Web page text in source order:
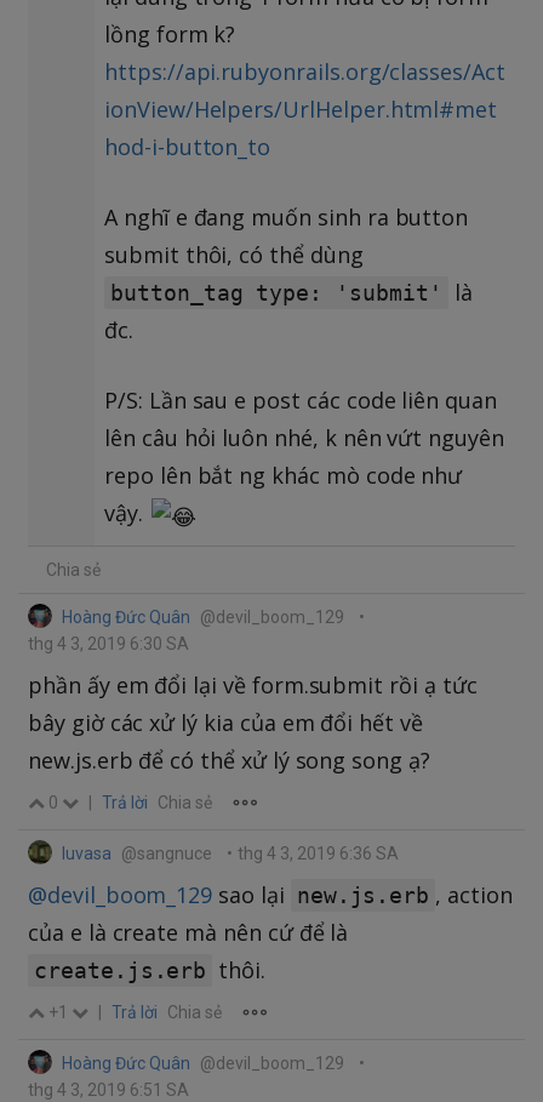
lồng form k?
https://api.rubyonrails.org/classes/Act
ionView/Helpers/UrlHelper.html#met
hod-i-button_to
A nghĩ e đang muốn sinh ra button
submit thôi, có thể dùng
button_tag type: 'submit'
là
đc.
P/S: Lần sau e post các code liên quan
lên câu hỏi luôn nhé, k nên vứt nguyên
repo lên bắt ng khác mò code như
vậy.
Chia sẻ
Hoàng Đức Quân @devil_boom_129
•
thg 4 3, 2019 6:30 SA
phần ấy em đổi lại về form.submit rồi ạ tức
bây giờ các xử lý kia của em đổi hết về
new.js.erb để có thể xử lý song song ạ?
0 Trả lời Chia sẻ
luvasa @sangnuce • thg 4 3, 2019 6:36 SA
@devil_boom_129 sao lại new.js.erb , action
của e là create mà nên cứ để là
create.js.erb thôi.
+1 Trả lời Chia sẻ
Hoàng Đức Quân @devil_boom_129
•
thg 4 3, 2019 6:51 SA